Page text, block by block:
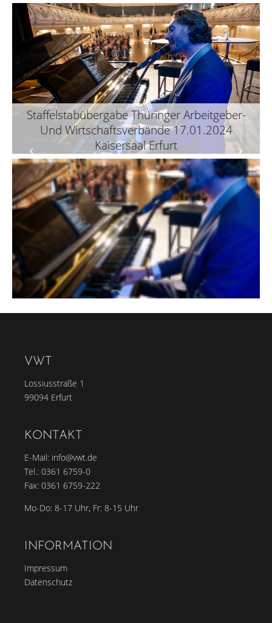
Staffelstabübergabe Thüringer Arbeitgeber-
Und Wirtschaftsverbände 17.01.2024
Kaisersaal Erfurt
VWT
Lossiusstraße 1
99094 Erfurt
KONTAKT
E-Mail: info@vwt.de
Tel.: 0361 6759-0
Fax: 0361 6759-222
Mo-Do: 8-17 Uhr, Fr: 8-15 Uhr
INFORMATION
Impressum
Datenschutz